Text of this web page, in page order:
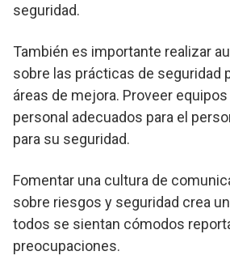
seguridad.
También es importante realizar
sobre las prácticas de seguridad
áreas de mejora. Proveer
personal adecuados para el
para su seguridad.
Fomentar una cultura de
sobre riesgos y seguridad crea
todos se sientan cómodos
preocupaciones.